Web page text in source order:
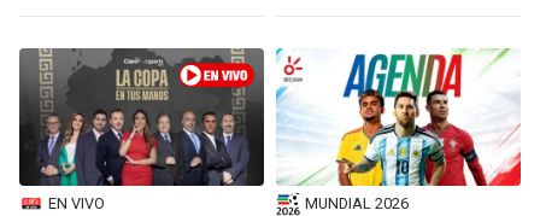
EN VIVO MUNDIAL 2026